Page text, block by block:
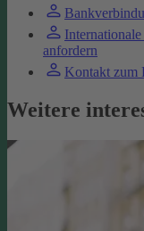
anfordern
Kontakt zum
Weitere